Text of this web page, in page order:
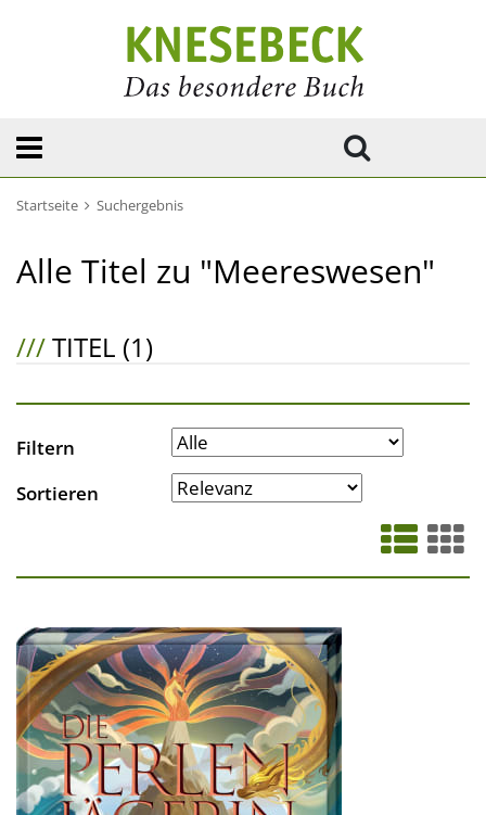
Startseite Suchergebnis
Alle Titel zu "Meereswesen"
///TITEL (1)
Filtern
Sortieren